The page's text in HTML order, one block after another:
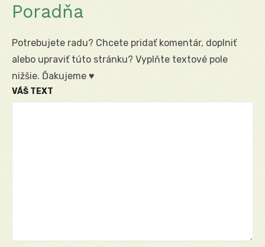
Poradňa
Potrebujete radu? Chcete pridať komentár, doplniť
alebo upraviť túto stránku? Vyplňte textové pole
nižšie. Ďakujeme ♥
VÁŠ TEXT